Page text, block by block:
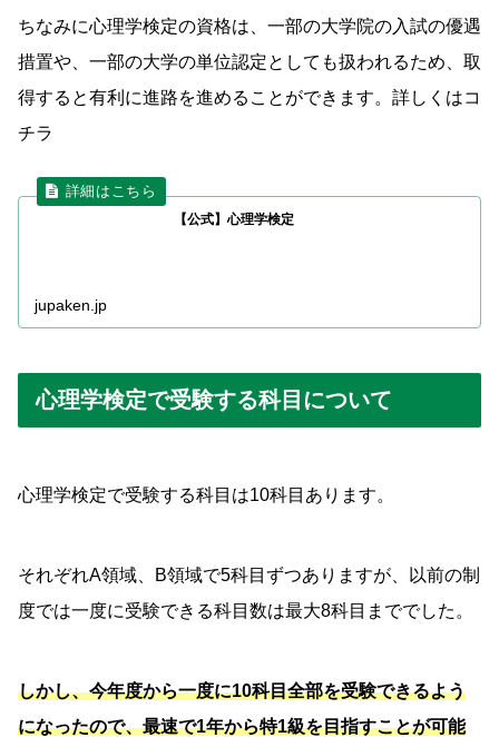
ちなみに心理学検定の資格は、一部の大学院の入試の優遇
措置や、一部の大学の単位認定としても扱われるため、取
得すると有利に進路を進めることができます。詳しくはコ
チラ
【公式】心理学検定
jupaken.jp
心理学検定で受験する科目について
心理学検定で受験する科目は10科目あります。
それぞれA領域、B領域で5科目ずつありますが、以前の制
度では一度に受験できる科目数は最大8科目まででした。
しかし、今年度から一度に10科目全部を受験できるよう
になったので、最速で1年から特1級を目指すことが可能